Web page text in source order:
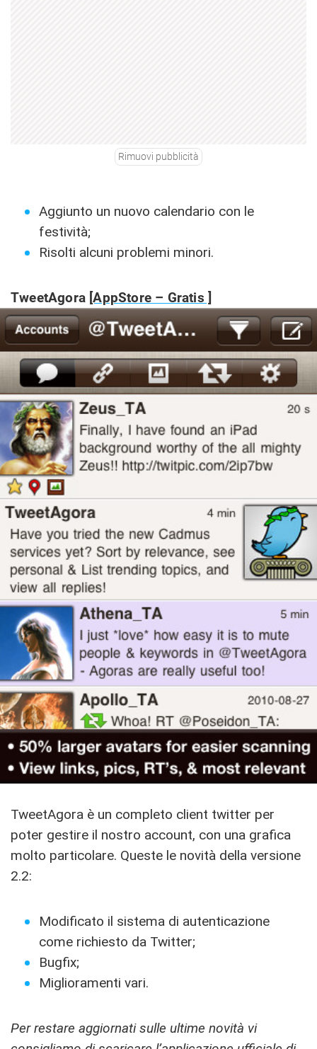
Rimuovi pubblicità
Aggiunto un nuovo calendario con le
festività;
Risolti alcuni problemi minori.
TweetAgora [AppStore – Gratis ]
TweetAgora è un completo client twitter per
poter gestire il nostro account, con una grafica
molto particolare. Queste le novità della versione
2.2:
Modificato il sistema di autenticazione
come richiesto da Twitter;
Bugfix;
Miglioramenti vari.
Per restare aggiornati sulle ultime novità vi